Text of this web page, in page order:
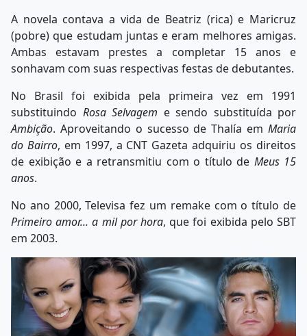
A novela contava a vida de Beatriz (rica) e Maricruz
(pobre) que estudam juntas e eram melhores amigas.
Ambas estavam prestes a completar 15 anos e
sonhavam com suas respectivas festas de debutantes.
No Brasil foi exibida pela primeira vez em 1991
substituindo Rosa Selvagem e sendo substituída por
Ambição. Aproveitando o sucesso de Thalía em Maria
do Bairro, em 1997, a CNT Gazeta adquiriu os direitos
de exibição e a retransmitiu com o título de Meus 15
anos.
No ano 2000, Televisa fez um remake com o título de
Primeiro amor... a mil por hora, que foi exibida pelo SBT
em 2003.